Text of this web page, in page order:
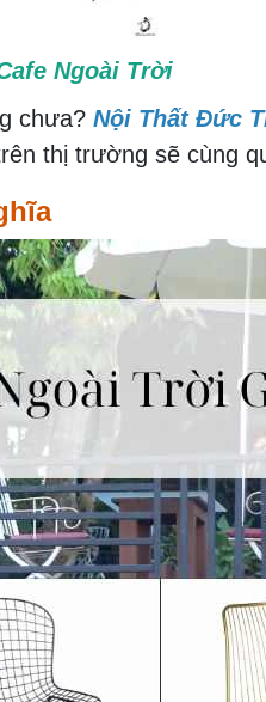
Ngoài Trời
chưa? Nội Thất Đức
thị trường sẽ cùng